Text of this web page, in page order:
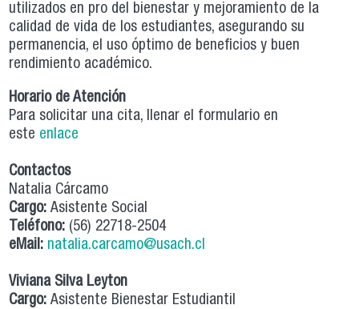
utilizados en pro del bienestar y mejoramiento de la
calidad de vida de los estudiantes, asegurando su
permanencia, el uso óptimo de beneficios y buen
rendimiento académico.
Horario de Atención
Para solicitar una cita, llenar el formulario en
este enlace
Contactos
Natalia Cárcamo
Cargo:Asistente Social
Teléfono: (56) 22718-2504
eMail: natalia.carcamo@usach.cl
Viviana Silva Leyton
Cargo:Asistente Bienestar Estudiantil